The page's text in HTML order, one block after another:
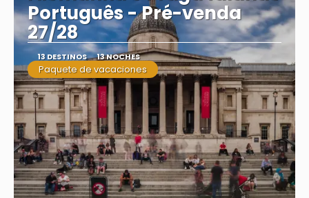
Português - Pré-venda
27/28
13 DESTINOS 13 NOCHES
Paquete de vacaciones